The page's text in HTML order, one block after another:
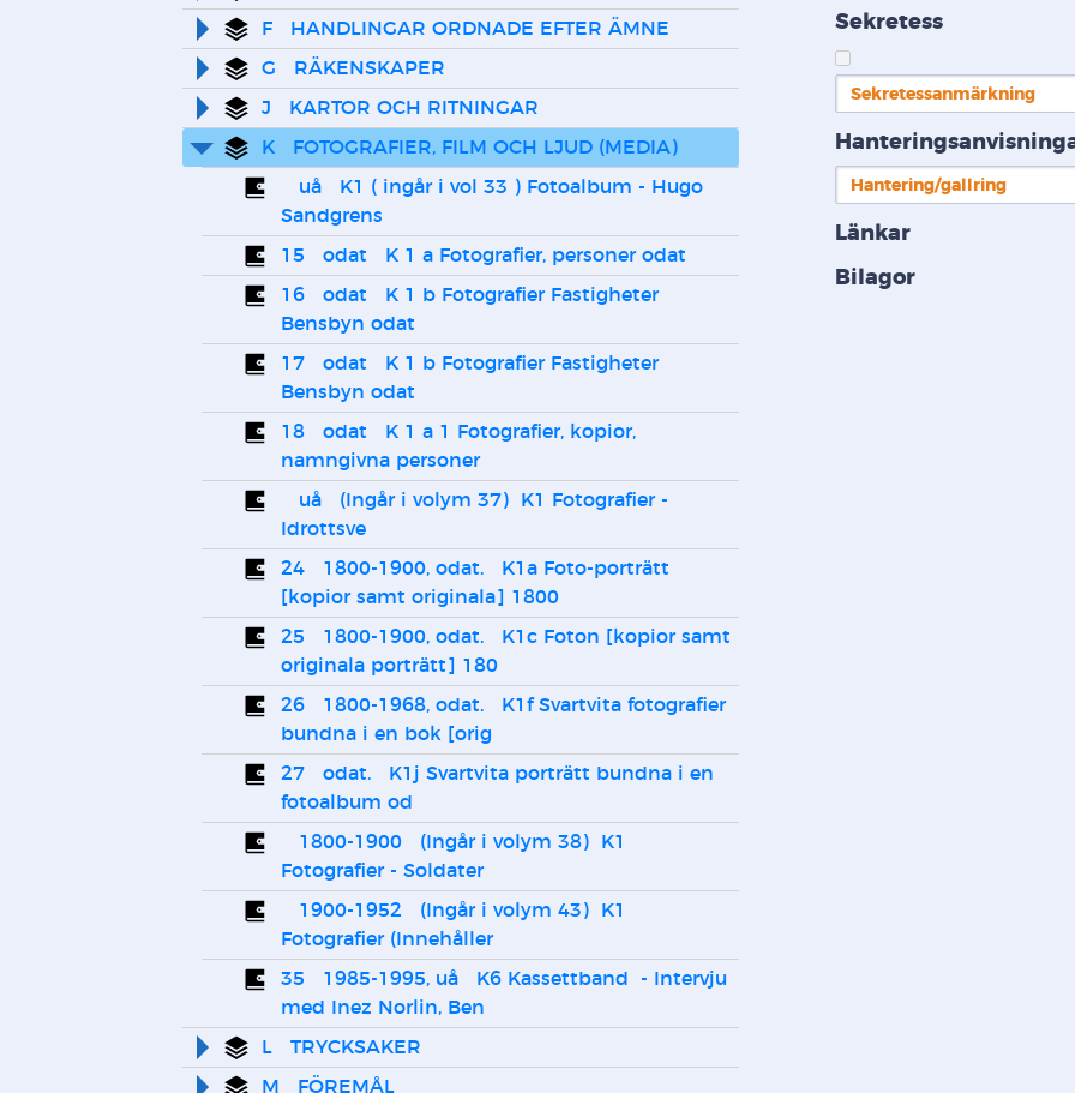
F   HANDLINGAR ORDNADE EFTER ÄMNE
G   RÄKENSKAPER
J   KARTOR OCH RITNINGAR
K   FOTOGRAFIER, FILM OCH LJUD (MEDIA)
Sandgrens
15   odat   K 1 a Fotografier, personer odat
16   odat   K 1 b Fotografier Fastigheter
Bensbyn odat
17   odat   K 1 b Fotografier Fastigheter
Bensbyn odat
18   odat   K 1 a 1 Fotografier, kopior,
namngivna personer
Idrottsve
24   1800-1900, odat.   K1a Foto-porträtt
[kopior samt originala] 1800
25   1800-1900, odat.   K1c Foton [kopior samt
originala porträtt] 180
26   1800-1968, odat.   K1f Svartvita fotografier
bundna i en bok [orig
27   odat.   K1j Svartvita porträtt bundna i en
fotoalbum od
Fotografier - Soldater
Fotografier (Innehåller
35   1985-1995, uå   K6 Kassettband  - Intervju
med Inez Norlin, Ben
L   TRYCKSAKER
M   FÖREMÅL
Sekretess
Sekretessanmärkning
Hantering/gallring
Länkar
Bilagor